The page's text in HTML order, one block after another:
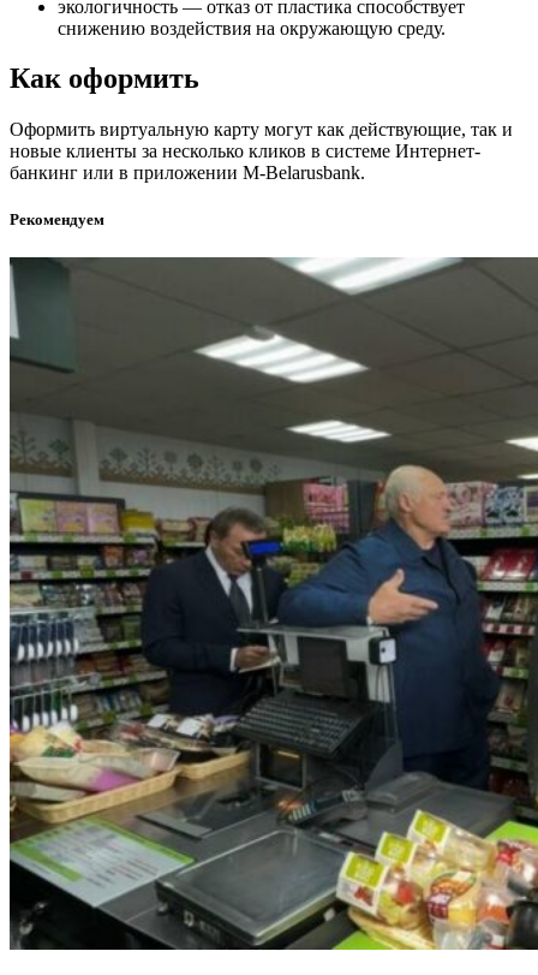
экологичность — отказ от пластика способствует
снижению воздействия на окружающую среду.
Как оформить
Оформить виртуальную карту могут как действующие, так и
новые клиенты за несколько кликов в системе Интернет-
банкинг или в приложении М-Belarusbank.
Рекомендуем